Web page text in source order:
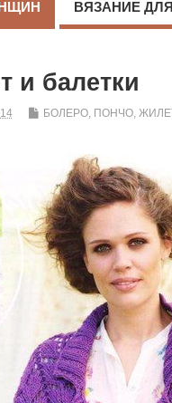
ВЯЗАНИЕ
и балетки
БОЛЕРО, ПОНЧО,